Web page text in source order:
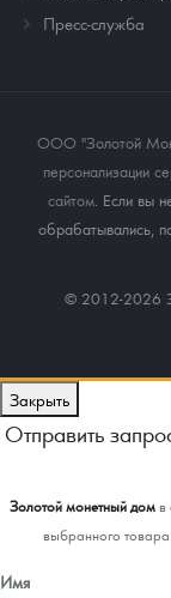
Пресс-служба
ООО "Золотой
персонализации
сайтом . Если вы
обрабатывались,
© 2012-2026
Закрыть
Отправить
Золотой монетный домв
выбранного
Имя